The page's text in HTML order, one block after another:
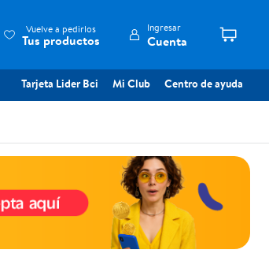
Vuelve a pedirlos
Tus productos
Ingresar
Cuenta
Tarjeta Lider Bci Mi Club Centro de ayuda